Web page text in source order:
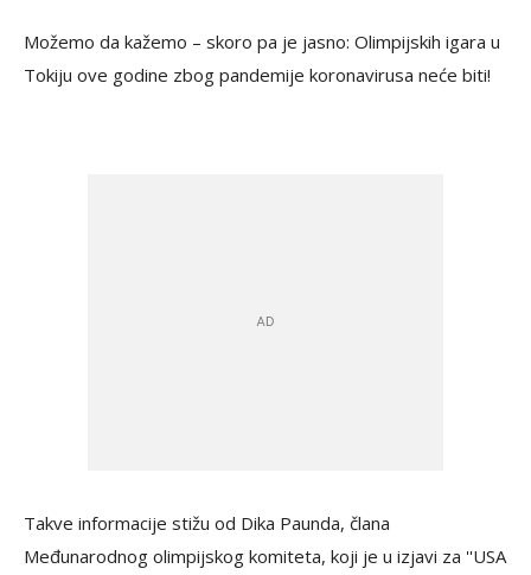
Možemo da kažemo – skoro pa je jasno: Olimpijskih igara u
Tokiju ove godine zbog pandemije koronavirusa neće biti!
Takve informacije stižu od Dika Paunda, člana
Međunarodnog olimpijskog komiteta, koji je u izjavi za ''USA